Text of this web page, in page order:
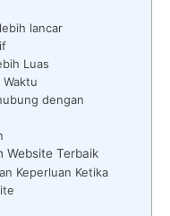
lancar
Luas
dengan
Website Terbaik
Keperluan Ketika